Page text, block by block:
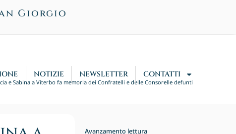
Giorgio
NOTIZIE NEWSLETTER CONTATTI
e Sabina a Viterbo fa memoria dei Confratelli e delle Consorelle defunti
Avanzamento lettura